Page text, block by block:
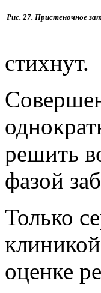
Рис. 27. Пристеночное
стихнут.
решить
фазой
Только
оценке